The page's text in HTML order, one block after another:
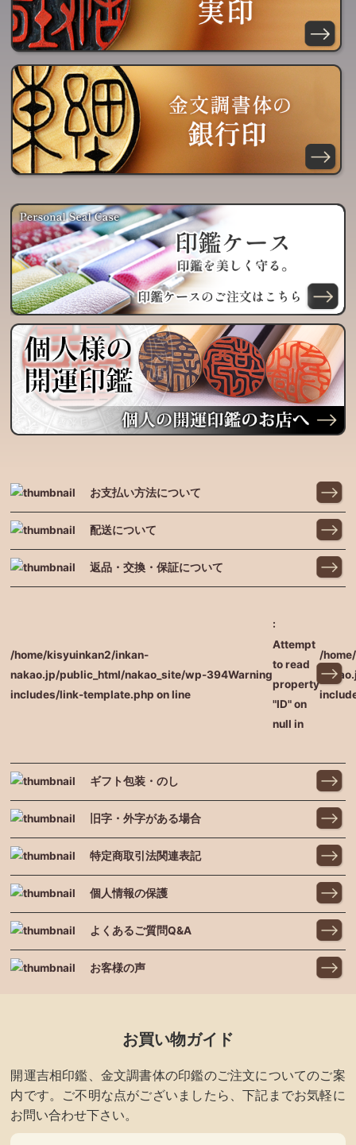
お支払い方法について
配送について
返品・交換・保証について
/home/kisyuinkan2/inkan-
nakao.jp/public_html/nakao_site/wp-
includes/link-template.php on line
394Warning
:
Attempt
to read
property
"ID" on
null in
/
ギフト包装・のし
旧字・外字がある場合
特定商取引法関連表記
個人情報の保護
よくあるご質問Q&A
お客様の声
お買い物ガイド
開運吉相印鑑、金文調書体の印鑑のご注文についてのご案
内です。ご不明な点がございましたら、下記までお気軽に
お問い合わせ下さい。